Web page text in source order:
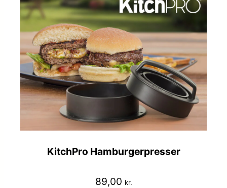
KitchPro Hamburgerpresser
89,00 kr.